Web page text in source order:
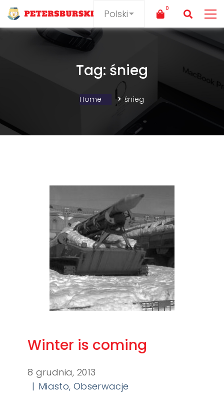
Tag: śnieg
Home śnieg
Winter is coming
8 grudnia, 2013
Miasto, Obserwacje